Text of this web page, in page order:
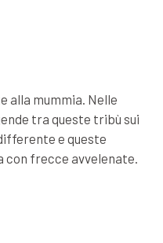
alla mummia. Nelle
tra queste tribù sui
e queste
con frecce avvelenate.